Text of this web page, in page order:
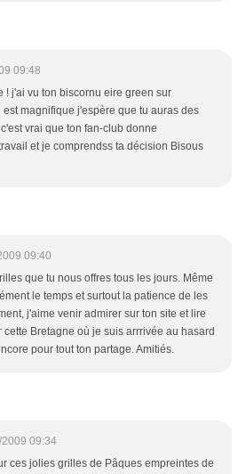
09:48
! j'ai vu ton biscornu eire green sur
magnifique j'espère que tu auras des
vrai que ton fan-club donne
et je comprendss ta décision Bisous
09:40
que tu nous offres tous les jours. Même
le temps et surtout la patience de les
j'aime venir admirer sur ton site et lire
cette Bretagne où je suis arrrivée au hasard
pour tout ton partage. Amitiés.
2009 09:34
ces jolies grilles de Pâques empreintes de